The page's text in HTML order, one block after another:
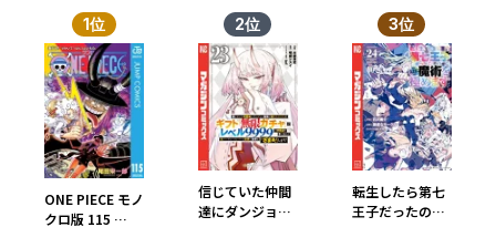
1位
ONE PIECE モノ
クロ版 115 【電
2位
信じていた仲間
達にダンジョン
3位
転生したら第七
王子だったの